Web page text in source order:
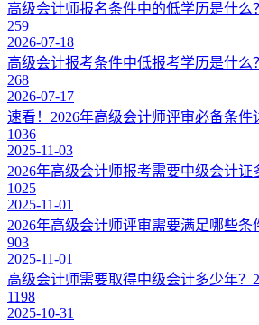
高级会计师报名条件中的低学历是什么？
259
2026-07-18
高级会计报考条件中低报考学历是什么？
268
2026-07-17
速看！2026年高级会计师评审必备条件
1036
2025-11-03
2026年高级会计师报考需要中级会计证
1025
2025-11-01
2026年高级会计师评审需要满足哪些条
903
2025-11-01
高级会计师需要取得中级会计多少年？
1198
2025-10-31